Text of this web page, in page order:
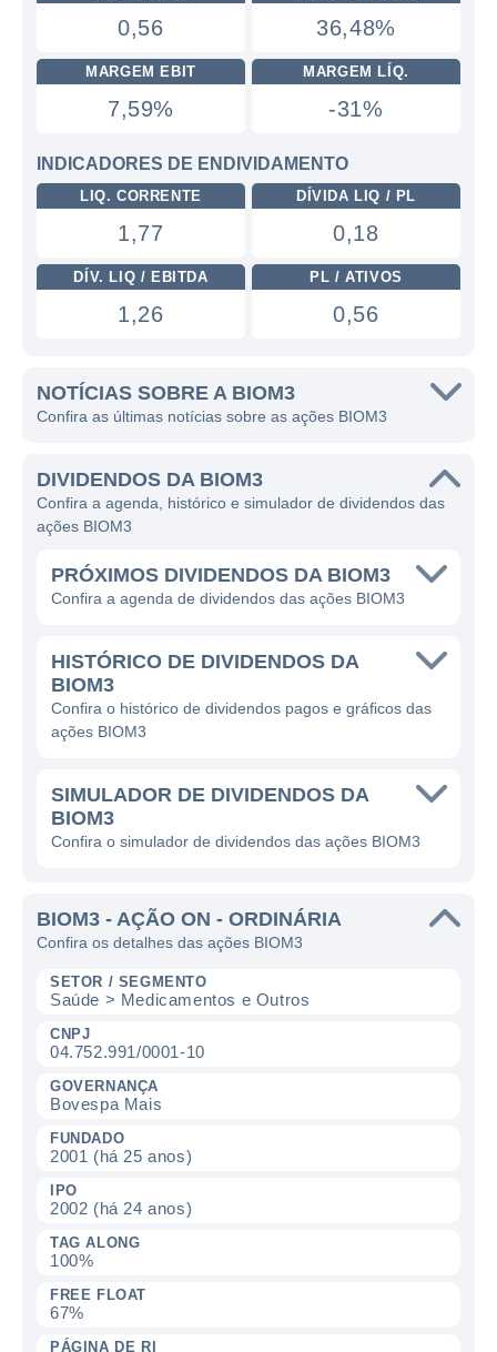
0,56 36,48%
MARGEM EBIT
7,59%
MARGEM LÍQ.
-31%
INDICADORES DE ENDIVIDAMENTO
LIQ. CORRENTE
1,77
DÍVIDA LIQ / PL
0,18
DÍV. LIQ / EBITDA
1,26
PL / ATIVOS
0,56
NOTÍCIAS SOBRE A BIOM3
Confira as últimas notícias sobre as ações BIOM3
DIVIDENDOS DA BIOM3
Confira a agenda, histórico e simulador de dividendos das
ações BIOM3
PRÓXIMOS DIVIDENDOS DA BIOM3
Confira a agenda de dividendos das ações BIOM3
HISTÓRICO DE DIVIDENDOS DA
BIOM3
Confira o histórico de dividendos pagos e gráficos das
ações BIOM3
SIMULADOR DE DIVIDENDOS DA
BIOM3
Confira o simulador de dividendos das ações BIOM3
BIOM3 - AÇÃO ON - ORDINÁRIA
Confira os detalhes das ações BIOM3
SETOR / SEGMENTO
Saúde > Medicamentos e Outros
CNPJ
04.752.991/0001-10
GOVERNANÇA
Bovespa Mais
FUNDADO
2001 (há 25 anos)
IPO
2002 (há 24 anos)
TAG ALONG
100%
FREE FLOAT
67%
PÁGINA DE RI